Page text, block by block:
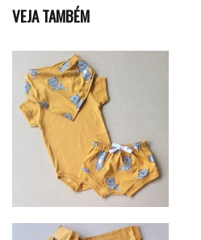
VEJA TAMBÉM